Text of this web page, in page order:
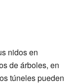
nidos en
de árboles, en
túneles pueden